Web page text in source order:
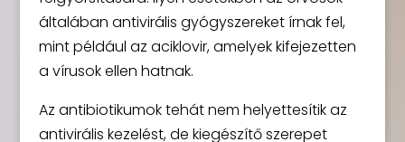
általában antivirális gyógyszereket írnak fel,
mint például az aciklovir, amelyek kifejezetten
a vírusok ellen hatnak.
Az antibiotikumok tehát nem helyettesítik az
antivirális kezelést, de kiegészítő szerepet